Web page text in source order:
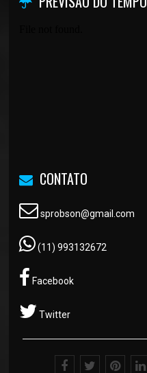
CONTATO
sprobson@gmail.com
(11) 993132672
Facebook
Twitter